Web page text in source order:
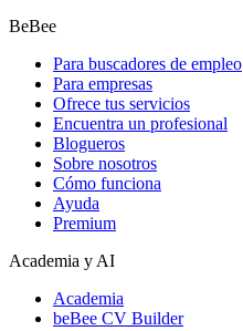
BeBee
Para buscadores de empleo
Para empresas
Ofrece tus servicios
Encuentra un profesional
Blogueros
Sobre nosotros
Cómo funciona
Ayuda
Premium
Academia y AI
Academia
beBee CV Builder